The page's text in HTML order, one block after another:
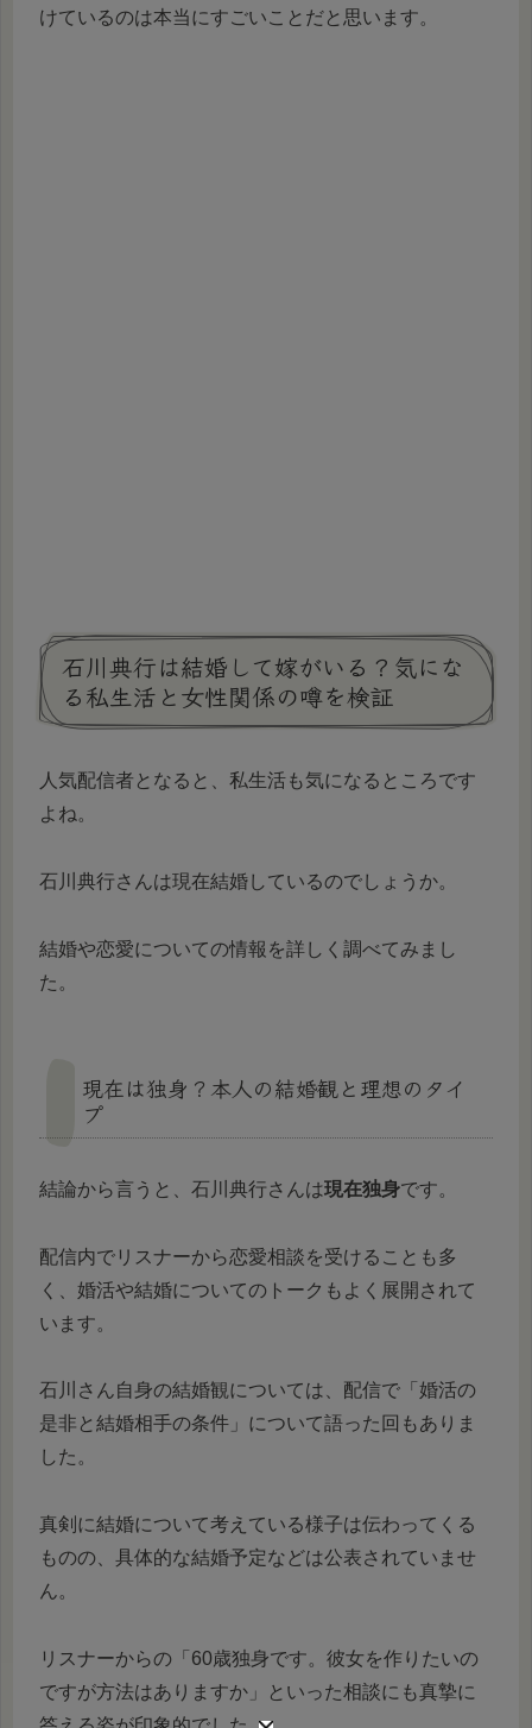
けているのは本当にすごいことだと思います。
石川典行は結婚して嫁がいる？気にな
る私生活と女性関係の噂を検証
人気配信者となると、私生活も気になるところです
よね。
石川典行さんは現在結婚しているのでしょうか。
結婚や恋愛についての情報を詳しく調べてみまし
た。
現在は独身？本人の結婚観と理想のタイ
プ
結論から言うと、石川典行さんは現在独身です。
配信内でリスナーから恋愛相談を受けることも多
く、婚活や結婚についてのトークもよく展開されて
います。
石川さん自身の結婚観については、配信で「婚活の
是非と結婚相手の条件」について語った回もありま
した。
真剣に結婚について考えている様子は伝わってくる
ものの、具体的な結婚予定などは公表されていませ
ん。
リスナーからの「60歳独身です。彼女を作りたいの
ですが方法はありますか」といった相談にも真摯に